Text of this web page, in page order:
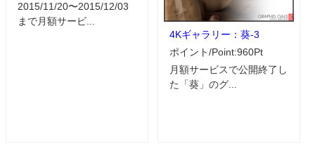
2015/11/20〜2015/12/03
まで月額サービ...
4Kギャラリー：葵-3
ポイント/Point:960Pt
月額サービスで公開終了し
た「葵」のグ...